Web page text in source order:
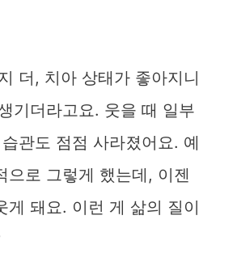
더, 치아 상태가 좋아지니
기더라고요. 웃을 때 일부
관도 점점 사라졌어요. 예
으로 그렇게 했는데, 이젠
게 돼요. 이런 게 삶의 질이